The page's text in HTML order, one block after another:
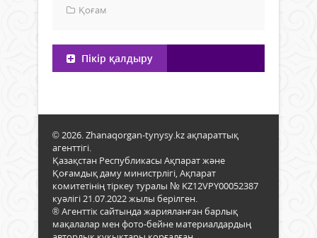
Қоғам
Пікір қалдыру
© 2026. Zhanaqorgan-tynysy.kz ақпараттық
агенттігі.
Қазақстан Республикасы Ақпарат және
Қоғамдық даму министрлігі, Ақпарат
комитетінің тіркеу туралы № KZ12VPY00052387
куәлігі 21.07.2022 жылы берілген.
® Агенттік сайтында жарияланған барлық
мақалалар мен фото-бейне материалдардың